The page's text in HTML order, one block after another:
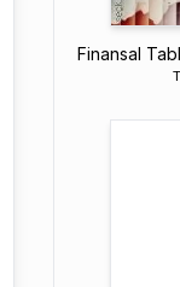
Finansal